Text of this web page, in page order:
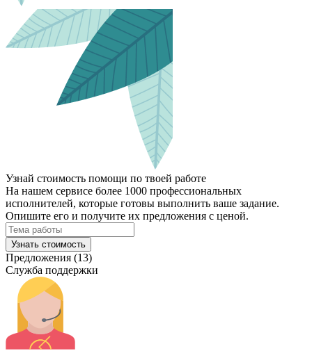
Узнай стоимость помощи по твоей работе
На нашем сервисе более 1000 профессиональных
исполнителей, которые готовы выполнить ваше задание.
Опишите его и получите их предложения с ценой.
Узнать стоимость
Предложения (13)
Служба поддержки